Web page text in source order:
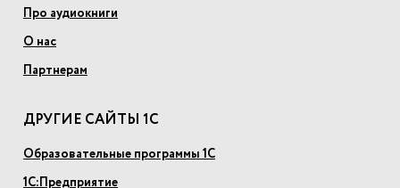
Про аудиокниги
О нас
Партнерам
ДРУГИЕ САЙТЫ 1С
Образовательные программы 1С
1С:Предприятие